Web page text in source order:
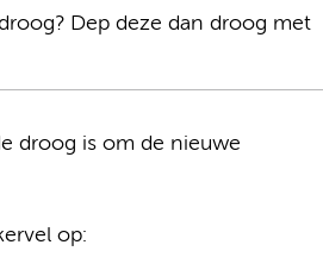
Dep deze dan droog met
droog is om de nieuwe
op: